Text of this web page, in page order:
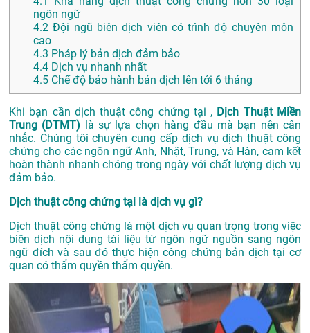
ngôn ngữ
4.2 Đội ngũ biên dịch viên có trình độ chuyên môn
cao
4.3 Pháp lý bản dịch đảm bảo
4.4 Dịch vụ nhanh nhất
4.5 Chế độ bảo hành bản dịch lên tới 6 tháng
Khi bạn cần dịch thuật công chứng tại , Dịch Thuật Miền
Trung (DTMT) là sự lựa chọn hàng đầu mà bạn nên cân
nhắc. Chúng tôi chuyên cung cấp dịch vụ dịch thuật công
chứng cho các ngôn ngữ Anh, Nhật, Trung, và Hàn, cam kết
hoàn thành nhanh chóng trong ngày với chất lượng dịch vụ
đảm bảo.
Dịch thuật công chứng tại là dịch vụ gì?
Dịch thuật công chứng là một dịch vụ quan trọng trong việc
biên dịch nội dung tài liệu từ ngôn ngữ nguồn sang ngôn
ngữ đích và sau đó thực hiện công chứng bản dịch tại cơ
quan có thẩm quyền thẩm quyền.